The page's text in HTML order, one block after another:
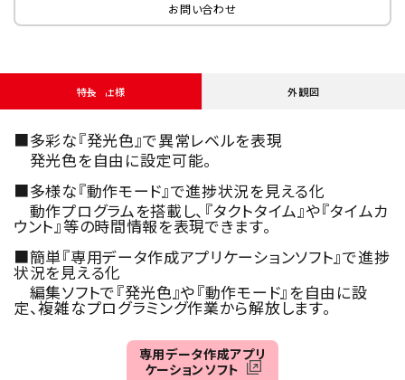
お問い合わせ
特長・仕様 外観図
■多彩な『発光色』で異常レベルを表現
発光色を自由に設定可能。
■多様な『動作モード』で進捗状況を見える化
動作プログラムを搭載し、『タクトタイム』や『タイムカ
ウント』等の時間情報を表現できます。
■簡単『専用データ作成アプリケーションソフト』で進捗
状況を見える化
編集ソフトで『発光色』や『動作モード』を自由に設
定、複雑なプログラミング作業から解放します。
専用データ作成アプリ
ケーションソフト